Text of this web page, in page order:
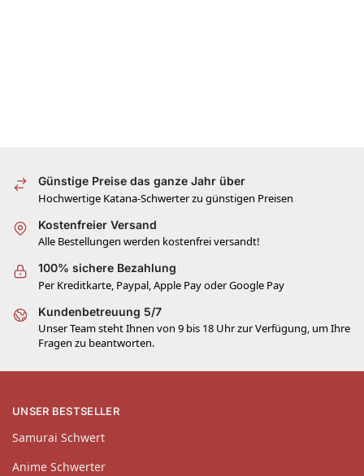
Günstige Preise das ganze Jahr über
Hochwertige Katana-Schwerter zu günstigen Preisen
Kostenfreier Versand
Alle Bestellungen werden kostenfrei versandt!
100% sichere Bezahlung
Per Kreditkarte, Paypal, Apple Pay oder Google Pay
Kundenbetreuung 5/7
Unser Team steht Ihnen von 9 bis 18 Uhr zur Verfügung, um Ihre
Fragen zu beantworten.
UNSER BESTSELLER
Samurai Schwert
Anime Schwerter